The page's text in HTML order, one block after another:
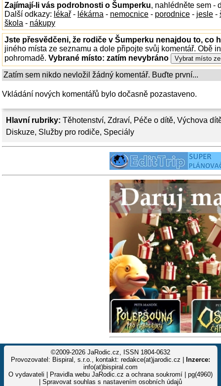
Hlavní rubriky: Těhotenství, Zdraví, Péče o dítě, Výchova
Diskuze, Služby pro rodiče, Speciály
Zajímají-li vás podrobnosti o Šumperku, nahlédněte sem -
Další odkazy: lékař - lékárna - nemocnice - porodnice - jesle -
škola - nákupy
Jste přesvědčeni, že rodiče v Šumperku nenajdou to, co
jiného místa ze seznamu a dole připojte svůj komentář. Obě
pohromadě. Vybrané místo: zatím nevybráno
Zatím sem nikdo nevložil žádný komentář. Buďte první...
Vkládání nových komentářů bylo dočasně pozastaveno.
©2009-2026 JaRodic.cz, ISSN 1804-0632
Provozovatel: Bispiral, s.r.o., kontakt: redakce(at)jarodic.cz |
Inzerce:
info(at)bispiral.com
O vydavateli
Pravidla webu JaRodic.cz a ochrana soukromí | pg(4960)
Spravovat souhlas s nastavením osobních údajů